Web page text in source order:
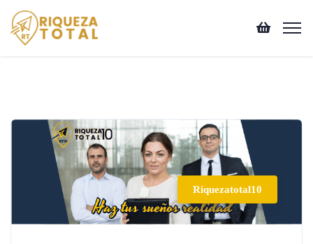
Riquezatotal10